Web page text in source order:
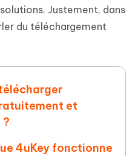
Justement, dans
du téléchargement
et
4uKey fonctionne